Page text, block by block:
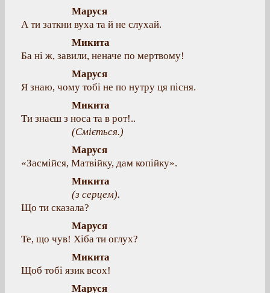
Маруся
А ти заткни вуха та й не слухай.
Микита
Ба ні ж, завили, неначе по мертвому!
Маруся
Я знаю, чому тобі не по нутру ця пісня.
Микита
Ти знаєш з носа та в рот!..
(Сміється.)
Маруся
«Засмійся, Матвійку, дам копійку».
Микита
(з серцем).
Що ти сказала?
Маруся
Те, що чув! Хіба ти оглух?
Микита
Щоб тобі язик всох!
Маруся